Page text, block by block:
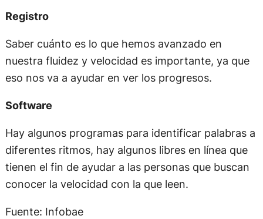
Registro
Saber cuánto es lo que hemos avanzado en
nuestra fluidez y velocidad es importante, ya que
eso nos va a ayudar en ver los progresos.
Software
Hay algunos programas para identificar palabras a
diferentes ritmos, hay algunos libres en línea que
tienen el fin de ayudar a las personas que buscan
conocer la velocidad con la que leen.
Fuente: Infobae